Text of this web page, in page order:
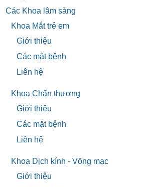
Các Khoa lâm sàng
Khoa Mắt trẻ em
Giới thiệu
Các mặt bệnh
Liên hệ
Khoa Chấn thương
Giới thiệu
Các mặt bệnh
Liên hệ
Khoa Dịch kính - Võng mạc
Giới thiệu